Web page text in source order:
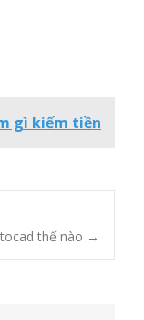
gì kiếm tiền
thế nào →